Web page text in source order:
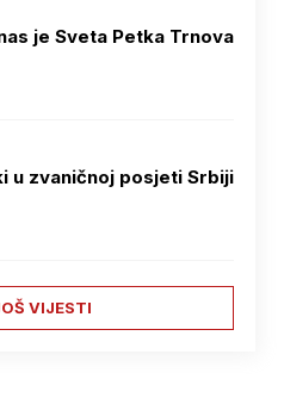
je Sveta Petka Trnova
u zvaničnoj posjeti Srbiji
VIJESTI